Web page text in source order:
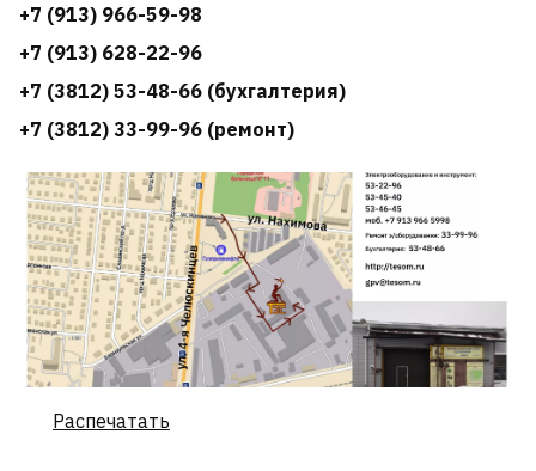
+7 (913) 966-59-98
+7 (913) 628-22-96
+7 (3812) 53-48-66 (бухгалтерия)
+7 (3812) 33-99-96 (ремонт)
Распечатать